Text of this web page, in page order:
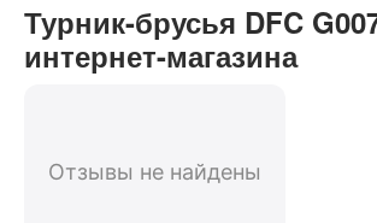
Турник-брусья DFC
интернет-магазина
Отзывы не найдены